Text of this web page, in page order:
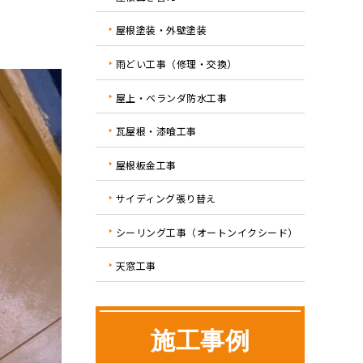
屋根塗装・外壁塗装
雨どい工事（修理・交換）
屋上・ベランダ防水工事
瓦屋根・漆喰工事
屋根板金工事
サイディング張り替え
シーリング工事（オートンイクシード）
天窓工事
施工事例